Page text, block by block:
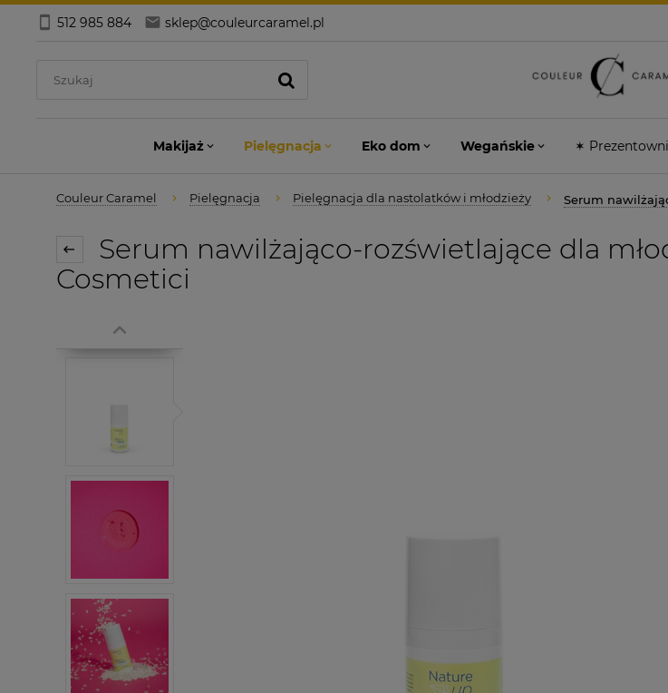
512 985 884 sklep@couleurcaramel.pl
Makijaż Pielęgnacja Eko dom Wegańskie ✶
Couleur Caramel Pielęgnacja Pielęgnacja dla nastolatków i młodzieży Serum
Serum nawilżająco-rozświetlające dla
Cosmetici